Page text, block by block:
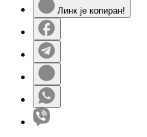
Линк је копиран!